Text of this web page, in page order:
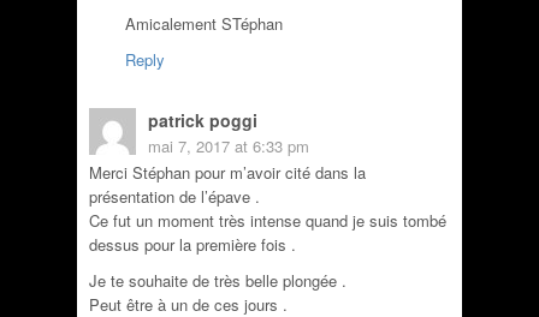
Amicalement STéphan
Reply
patrick poggi
mai 7, 2017 at 6:33 pm
Merci Stéphan pour m’avoir cité dans la
présentation de l’épave .
Ce fut un moment très intense quand je suis tombé
dessus pour la première fois .
Je te souhaite de très belle plongée .
Peut être à un de ces jours .